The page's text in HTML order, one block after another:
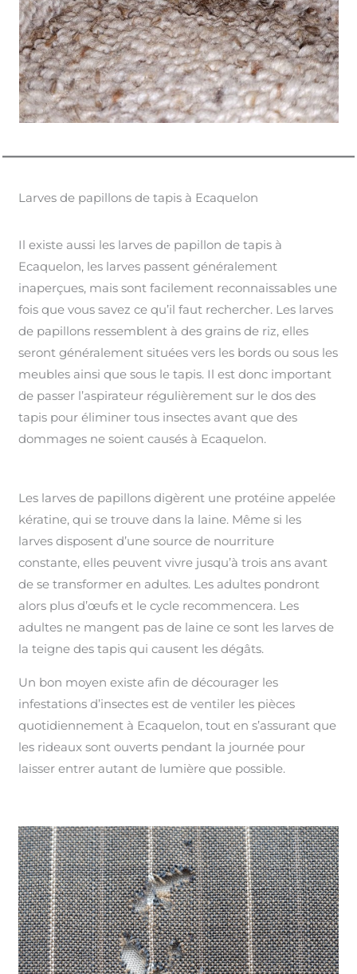
Larves de papillons de tapis à Ecaquelon
Il existe aussi les larves de papillon de tapis à
Ecaquelon, les larves passent généralement
inaperçues, mais sont facilement reconnaissables une
fois que vous savez ce qu’il faut rechercher. Les larves
de papillons ressemblent à des grains de riz, elles
seront généralement situées vers les bords ou sous les
meubles ainsi que sous le tapis. Il est donc important
de passer l’aspirateur régulièrement sur le dos des
tapis pour éliminer tous insectes avant que des
dommages ne soient causés à Ecaquelon.
Les larves de papillons digèrent une protéine appelée
kératine, qui se trouve dans la laine. Même si les
larves disposent d’une source de nourriture
constante, elles peuvent vivre jusqu’à trois ans avant
de se transformer en adultes. Les adultes pondront
alors plus d’œufs et le cycle recommencera. Les
adultes ne mangent pas de laine ce sont les larves de
la teigne des tapis qui causent les dégâts.
Un bon moyen existe afin de décourager les
infestations d’insectes est de ventiler les pièces
quotidiennement à Ecaquelon, tout en s’assurant que
les rideaux sont ouverts pendant la journée pour
laisser entrer autant de lumière que possible.